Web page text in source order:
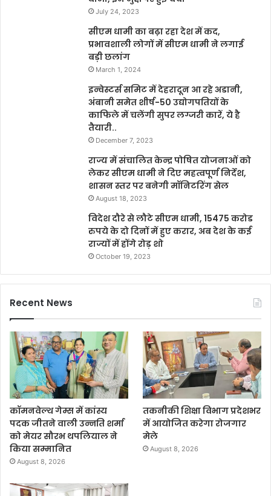
July 24, 2023
सीएम धामी का बढ़ा रहा देश में कद,
प्रभावशाली लोगों में सीएम धामी ने लगाई
बड़ी छलांग
March 1, 2024
इन्वेस्टर्स समिट में देहरादून आ रहे अडानी,
अंबानी समेत शीर्ष-50 उद्योगपतियों के
काफिले में चलेंगी सुपर लग्जरी कारें, ये है
तैयारी..
December 7, 2023
राज्य में संचालित केन्द्र पोषित योजनाओं को
लेकर सीएम धामी ने दिए महत्वपूर्ण निर्देश,
शासन स्तर पर बनेगी मॉनिटरिंग सेल
August 18, 2023
विदेश दौरे से लौटे सीएम धामी, 15475 करोड
रुपये के दो दिनों में हुए करार, अब देश के कई
राज्यों में होंगे रोड़ शो
October 19, 2023
Recent News
कॉमनवेल्थ गेम्स में कांस्य
पदक जीतने वाली उन्नति शर्मा
को मेयर सौरभ थपलियाल ने
किया सम्मानित
August 8, 2026
तकनीकी शिक्षा विभाग प्रदेशभर
में आयोजित करेगा रोजगार
मेले
August 8, 2026